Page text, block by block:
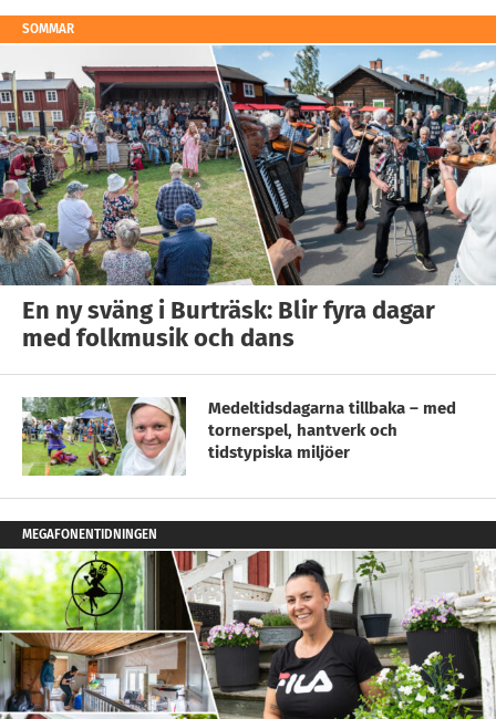
SOMMAR
En ny sväng i Burträsk: Blir fyra dagar
med folkmusik och dans
Medeltidsdagarna tillbaka – med
tornerspel, hantverk och
tidstypiska miljöer
MEGAFONENTIDNINGEN